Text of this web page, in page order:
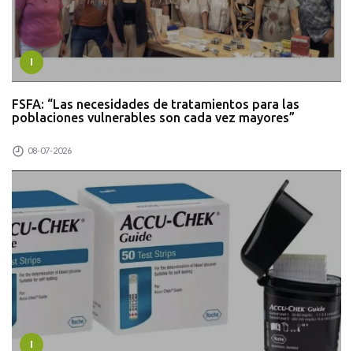
I
FSFA: “Las necesidades de tratamientos para las
poblaciones vulnerables son cada vez mayores”
08-07-2026
I